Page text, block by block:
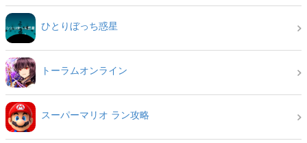
ひとりぼっち惑星
トーラムオンライン
スーパーマリオ ラン攻略